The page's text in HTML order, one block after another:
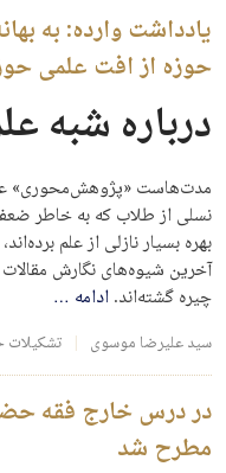
یادداشت وارده: به
حوزه از افت علمی
درباره شبه
مدت‌هاست «پژوهش‌محوری»
نسلی از طلاب که به خاطر
بهره بسیار نازلی از علم
آخرین شیوه‌های نگارش مقالات
چیره گشته‌اند.ادامه …
سید علیرضا موسوی تشکیلات
در درس خارج فقه
مطرح شد